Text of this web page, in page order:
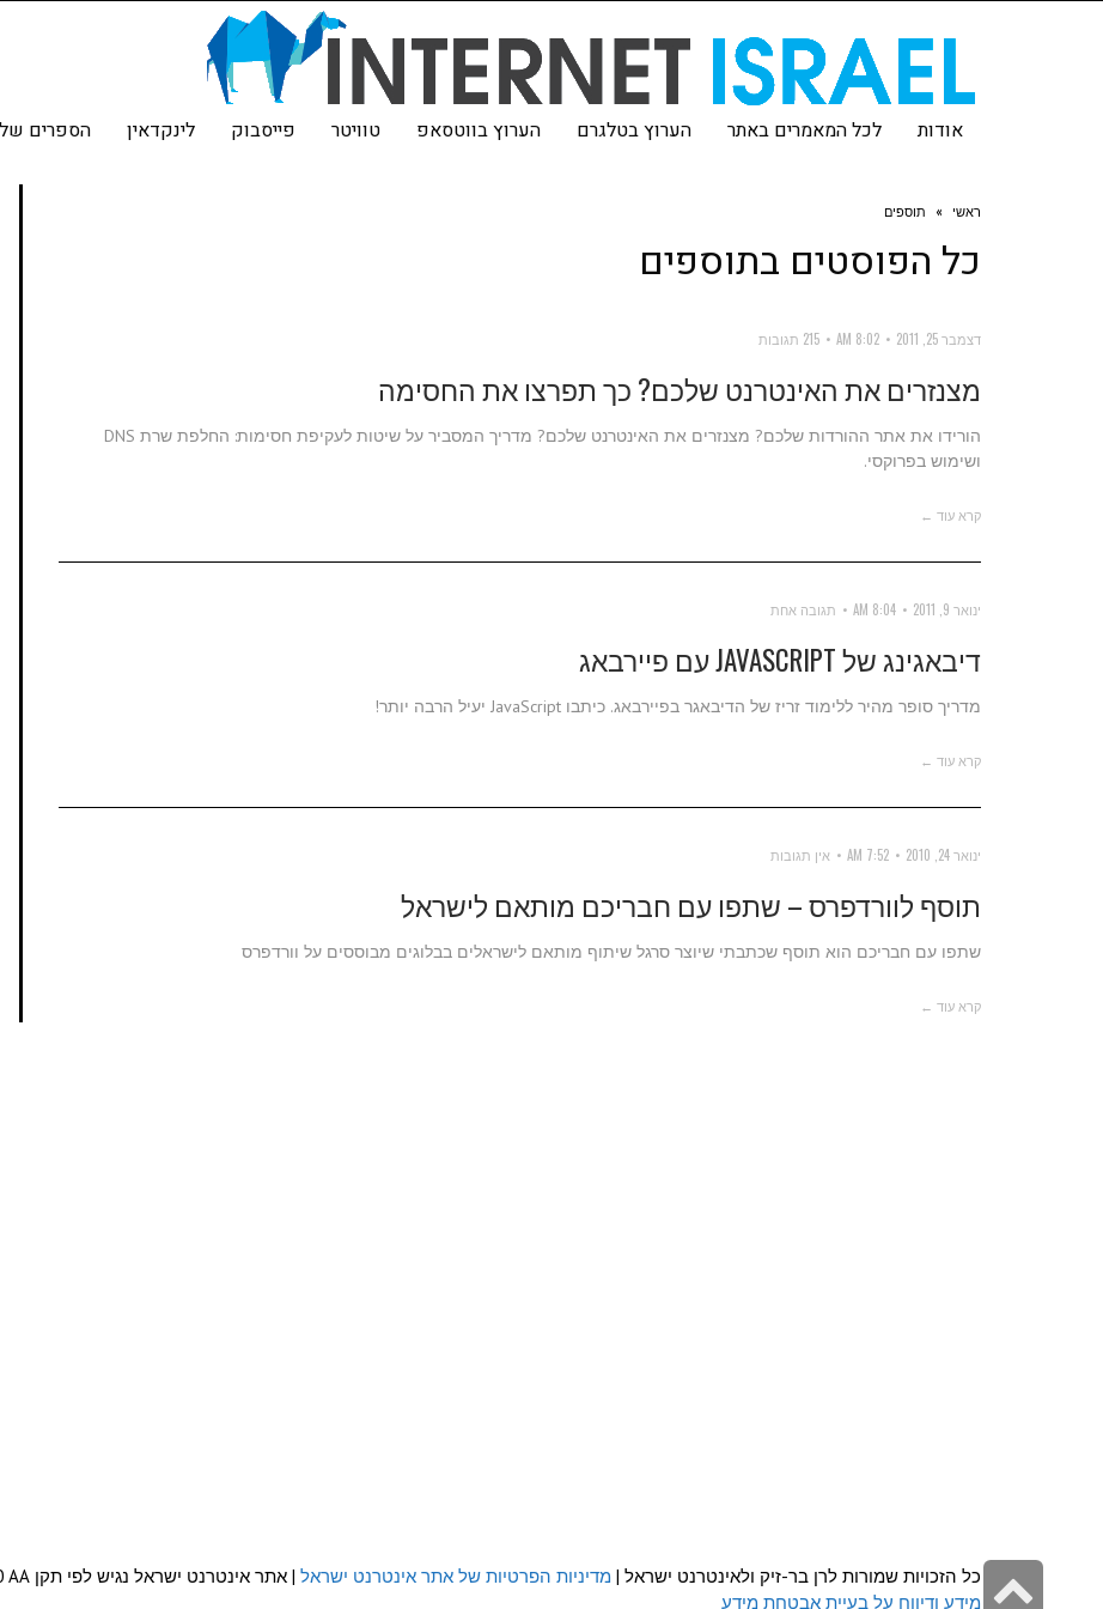
אודות לכל המאמרים באתר הערוץ בטלגרם הערוץ בווטסאפ טוויטר פייסבוק לינקדאין הספרים
ראשי » תוספים
כל הפוסטים בתוספים
דצמבר 25, 2011 8:02 AM 215 תגובות
מצנזרים את האינטרנט שלכם? כך תפרצו את החסימה
הורידו את אתר ההורדות שלכם? מצנזרים את האינטרנט שלכם? מדריך המסביר על שיטות לעקיפת חסימות: החלפת שרת DNS
ושימוש בפרוקסי.
קרא עוד ←
ינואר 9, 2011 8:04 AM תגובה אחת
דיבאגינג של JAVASCRIPT עם פיירבאג
מדריך סופר מהיר ללימוד זריז של הדיבאגר בפיירבאג. כיתבו JavaScript יעיל הרבה יותר!
קרא עוד ←
ינואר 24, 2010 7:52 AM אין תגובות
תוסף לוורדפרס – שתפו עם חבריכם מותאם לישראל
שתפו עם חבריכם הוא תוסף שכתבתי שיוצר סרגל שיתוף מותאם לישראלים בבלוגים מבוססים על וורדפרס
קרא עוד ←
כל הזכויות שמורות לרן בר-זיק ולאינטרנט ישראל | מדיניות הפרטיות של אתר אינטרנט ישראל | אתר אינטרנט ישראל נגיש לפי תקן WCAG 2.0 AA
מידע ודיווח על בעיית אבטחת מידע
גלילה